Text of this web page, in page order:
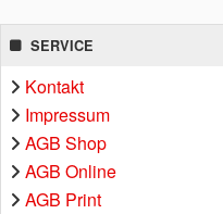
SERVICE
Kontakt
Impressum
AGB Shop
AGB Online
AGB Print